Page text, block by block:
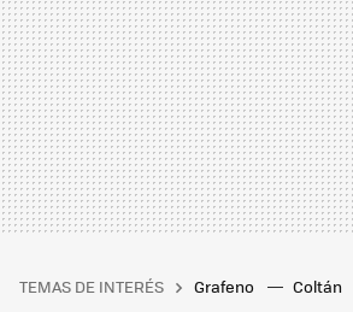
TEMAS DE INTERÉS Grafeno Coltán